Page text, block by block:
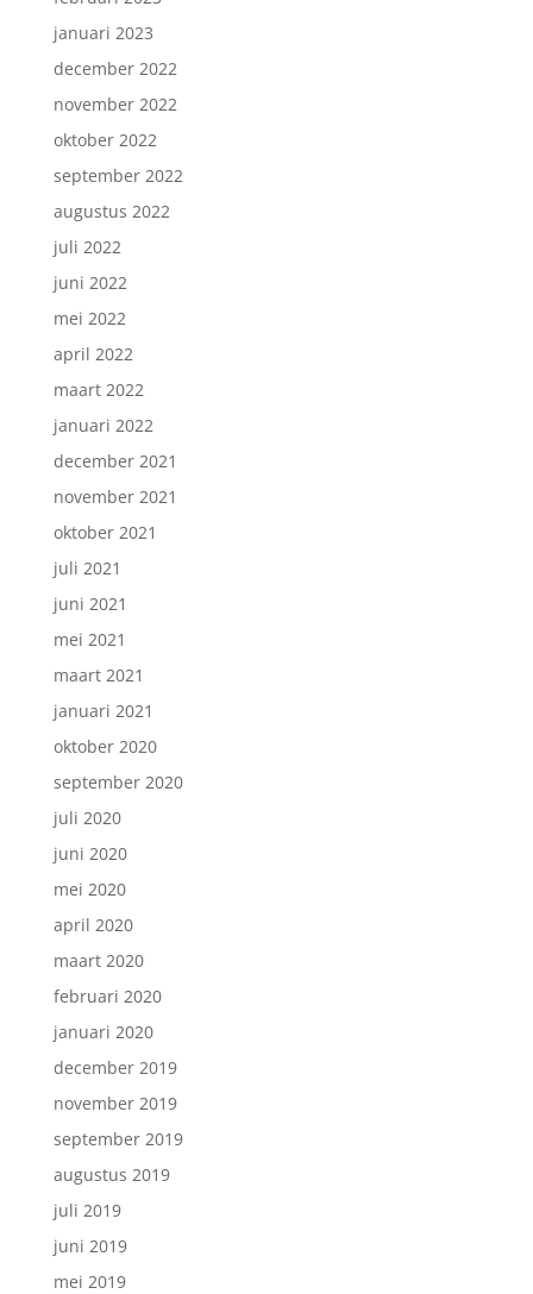
januari 2023
december 2022
november 2022
oktober 2022
september 2022
augustus 2022
juli 2022
juni 2022
mei 2022
april 2022
maart 2022
januari 2022
december 2021
november 2021
oktober 2021
juli 2021
juni 2021
mei 2021
maart 2021
januari 2021
oktober 2020
september 2020
juli 2020
juni 2020
mei 2020
april 2020
maart 2020
februari 2020
januari 2020
december 2019
november 2019
september 2019
augustus 2019
juli 2019
juni 2019
mei 2019